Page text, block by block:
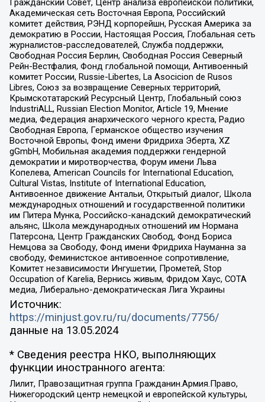
Гражданский Совет, Центр анализа европейской политики,
Академическая сеть Восточная Европа, Российский
комитет действия, РЭНД корпорейшн, Русская Америка за
демократию в России, Настоящая Россия, Глобальная сеть
журналистов-расследователей, Служба поддержки,
Свободная Россия Берлин, Свободная Россия Северный
Рейн-Вестфалия, Фонд глобальной помощи, Антивоенный
комитет России, Russie-Libertes, La Asocicion de Rusos
Libres, Союз за возвращение Северных территорий,
Крымскотатарский Ресурсный Центр, Глобальный союз
IndustriALL, Russian Election Monitor, Article 19, Мнение
медиа, Федерация анархического черного креста, Радио
Свободная Европа, Германское общество изучения
Восточной Европы, Фонд имени Фридриха Эберта, XZ
gGmbH, Мобильная академия поддержки гендерной
демократии и миротворчества, Форум имени Льва
Копелева, American Councils for International Education,
Cultural Vistas, Institute of International Education,
Антивоенное движение Антальи, Открытый диалог, Школа
международных отношений и государственной политики
им Питера Мунка, Российско-канадский демократический
альянс, Школа международных отношений им Нормана
Патерсона, Центр Гражданских Свобод, Фонд Бориса
Немцова за Свободу, Фонд имени Фридриха Науманна за
свободу, Феминистское антивоенное сопротивление,
Комитет независимости Ингушетии, Прометей, Stop
Occupation of Karelia, Вернись живым, Фридом Хаус, СОТА
медиа, Либерально-демократическая Лига Украины
Источник:
https://minjust.gov.ru/ru/documents/7756/
данные на 13.05.2024
* Сведения реестра НКО, выполняющих
функции иностранного агента:
Лилит, Правозащитная группа Гражданин.Армия.Право,
Нижегородский центр немецкой и европейской культуры,